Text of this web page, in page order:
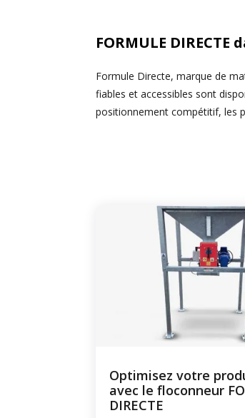
FORMULE
Formule Directe, marque de
fiables et accessibles sont
positionnement compétitif, les
Optimisez votre
avec le floconneur
DIRECTE